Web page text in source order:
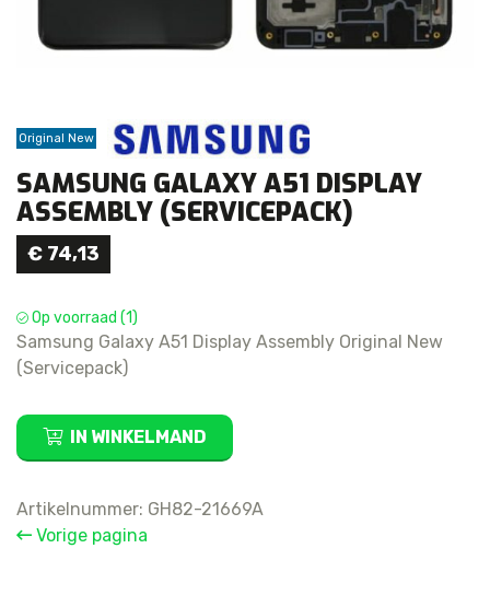
Original New
SAMSUNG GALAXY A51 DISPLAY
ASSEMBLY (SERVICEPACK)
€ 74,13
Op voorraad (1)
Samsung Galaxy A51 Display Assembly Original New
(Servicepack)
Samsung
Galaxy
Display
Assembly
IN WINKELMAND
Artikelnummer: GH82-21669A
Vorige pagina